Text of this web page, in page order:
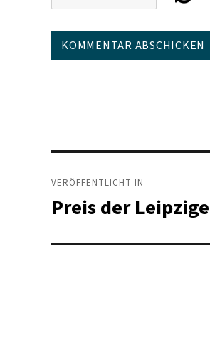
VERÖFFENTLICHT IN
Preis der